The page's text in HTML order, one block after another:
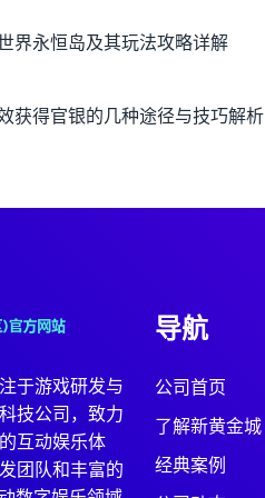
界永恒岛及其玩法攻略详解
获得官银的几种途径与技巧解析
于游戏研发与
技公司，致力
互动娱乐体
团队和丰富的
导航
公司首页
了解新黄金城
经典案例